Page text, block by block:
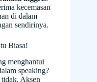
kecemasan
di dalam
sendirinya.
Biasa!
menghantui
speaking?
tidak. Aksen